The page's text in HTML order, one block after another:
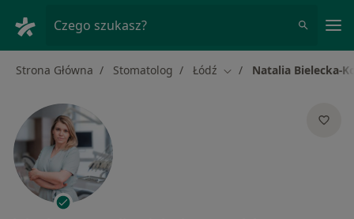
Czego szukasz?
Strona Główna Stomatolog Łódź Zmień miasto
Natalia Bielecka-